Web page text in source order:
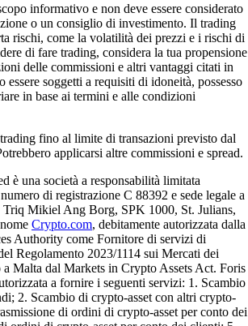
informativo e non deve essere considerato
o un consiglio di investimento. Il trading
rischi, come la volatilità dei prezzi e i rischi di
di fare trading, considera la tua propensione
delle commissioni e altri vantaggi citati in
essere soggetti a requisiti di idoneità, possesso
in base ai termini e alle condizioni
fino al limite di transazioni previsto dal
applicarsi altre commissioni e spread.
una società a responsabilità limitata
di registrazione C 88392 e sede legale a
Mikiel Ang Borg, SPK 1000, St. Julians,
Crypto.com, debitamente autorizzata dalla
Authority come Fornitore di servizi di
Regolamento 2023/1114 sui Mercati dei
Malta dal Markets in Crypto Assets Act. Foris
a fornire i seguenti servizi: 1. Scambio
2. Scambio di crypto-asset con altri crypto-
di ordini di crypto-asset per conto dei